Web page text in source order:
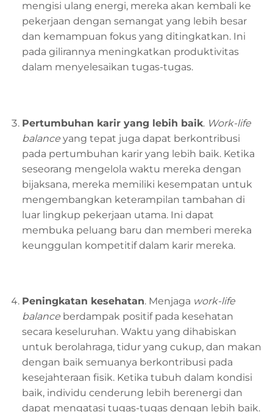
mengisi ulang energi, mereka akan kembali ke
pekerjaan dengan semangat yang lebih besar
dan kemampuan fokus yang ditingkatkan. Ini
pada gilirannya meningkatkan produktivitas
dalam menyelesaikan tugas-tugas.
Pertumbuhan karir yang lebih baik. Work-life
balanceyang tepat juga dapat berkontribusi
pada pertumbuhan karir yang lebih baik. Ketika
seseorang mengelola waktu mereka dengan
bijaksana, mereka memiliki kesempatan untuk
mengembangkan keterampilan tambahan di
luar lingkup pekerjaan utama. Ini dapat
membuka peluang baru dan memberi mereka
keunggulan kompetitif dalam karir mereka.
Peningkatan kesehatan. Menjaga work-life
balanceberdampak positif pada kesehatan
secara keseluruhan. Waktu yang dihabiskan
untuk berolahraga, tidur yang cukup, dan makan
dengan baik semuanya berkontribusi pada
kesejahteraan fisik. Ketika tubuh dalam kondisi
baik, individu cenderung lebih berenergi dan
dapat mengatasi tugas-tugas dengan lebih baik.